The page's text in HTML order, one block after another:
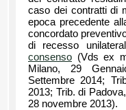
caso dei contratti di
epoca precedente
concordato
di recesso
consenso (Vds ex
Milano, 29
Settembre 2014;
2013; Trib. di
28 novembre 2013).